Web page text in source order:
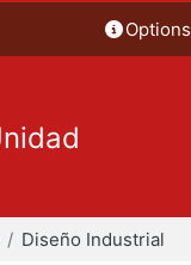
Options
Diseño Industrial